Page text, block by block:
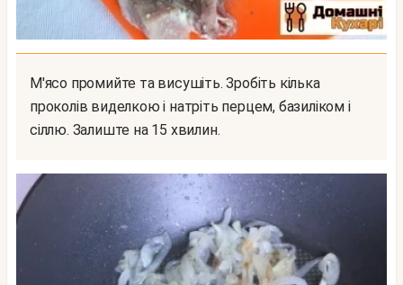
М'ясо промийте та висушіть. Зробіть кілька
проколів виделкою і натріть перцем, базиліком і
сіллю. Залиште на 15 хвилин.